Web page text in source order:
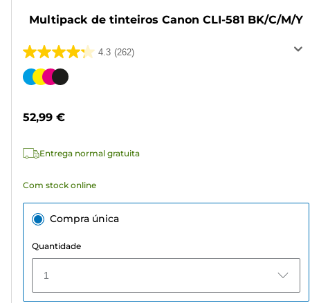
Multipack de tinteiros Canon CLI-581 BK/C/M/Y
4.3 (262)
4.3
em
262
Cartucho
52,99 €
Entrega normal gratuita
Com stock online
Compra única
Quantidade
1